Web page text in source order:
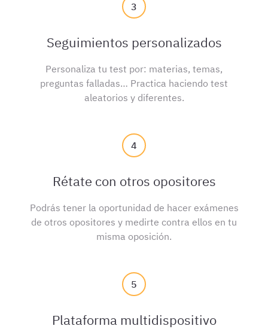
3
Seguimientos personalizados
Personaliza tu test por: materias, temas,
preguntas falladas… Practica haciendo test
aleatorios y diferentes.
4
Rétate con otros opositores
Podrás tener la oportunidad de hacer exámenes
de otros opositores y medirte contra ellos en tu
misma oposición.
5
Plataforma multidispositivo